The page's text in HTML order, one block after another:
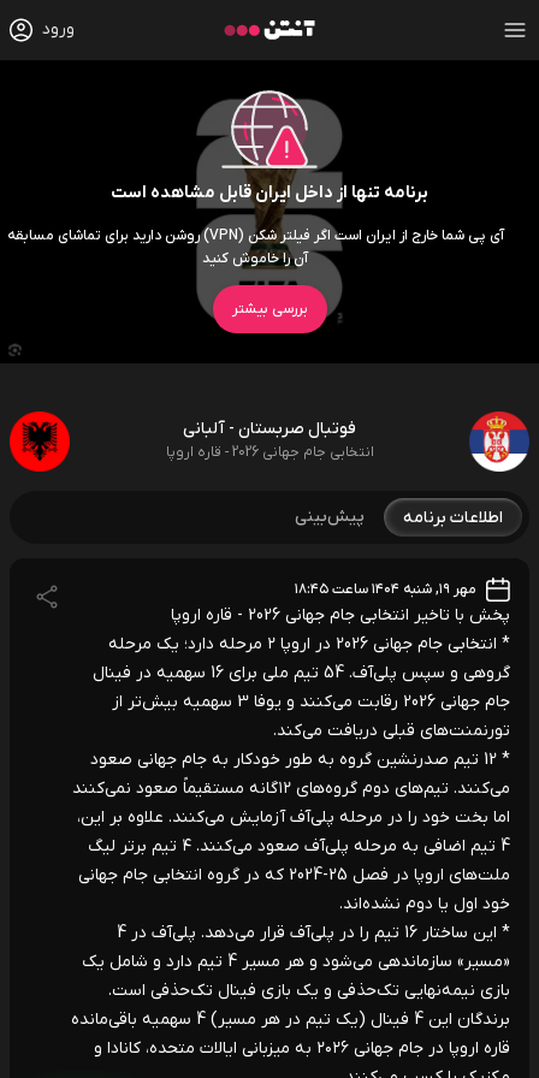
ورود
برنامه تنها از داخل ایران قابل مشاهده است
آی پی شما خارج از ایران است اگر فیلتر شکن (VPN) روشن دارید برای تماشای مسابقه
آن را خاموش کنید
بررسی بیشتر
فوتبال صربستان - آلبانی
انتخابی جام جهانی 2026 - قاره اروپا
اطلاعات برنامه پیش‌بینی
مهر ۱۹, شنبه ۱۴۰۴ ساعت ۱۸:۴۵
پخش با تاخیر انتخابی جام جهانی 2026 - قاره اروپا
* انتخابی جام جهانی 2026 در اروپا ۲ مرحله دارد؛ یک مرحله
گروهی و سپس پلی‌آف. 54 تیم ملی برای 16 سهمیه در فینال
جام جهانی 2026 رقابت می‌کنند و یوفا 3 سهمیه بیش‌تر از
تورنمنت‌های قبلی دریافت می‌کند.
* 12 تیم صدرنشین گروه به طور خودکار به جام جهانی صعود
می‌کنند. تیم‌های دوم گروه‌های ۱۲گانه مستقیماً صعود نمی‌کنند
اما بخت خود را در مرحله پلی‌آف آزمایش می‌کنند. علاوه بر این،
4 تیم اضافی به مرحله پلی‌آف صعود می‌کنند. ۴ تیم برتر لیگ
ملت‌های اروپا در فصل 25-2024 که در گروه انتخابی جام جهانی
خود اول یا دوم نشده‌اند.
* این ساختار 16 تیم را در پلی‌آف قرار می‌دهد. پلی‌آف در 4
«مسیر» سازماندهی می‌شود و هر مسیر 4 تیم دارد و شامل یک
بازی نیمه‌نهایی تک‌حذفی و یک بازی فینال تک‌حذفی است.
برندگان این 4 فینال (یک تیم در هر مسیر) 4 سهمیه باقی‌مانده
قاره اروپا در جام جهانی ۲۰۲۶ به میزبانی ایالات متحده، کانادا و